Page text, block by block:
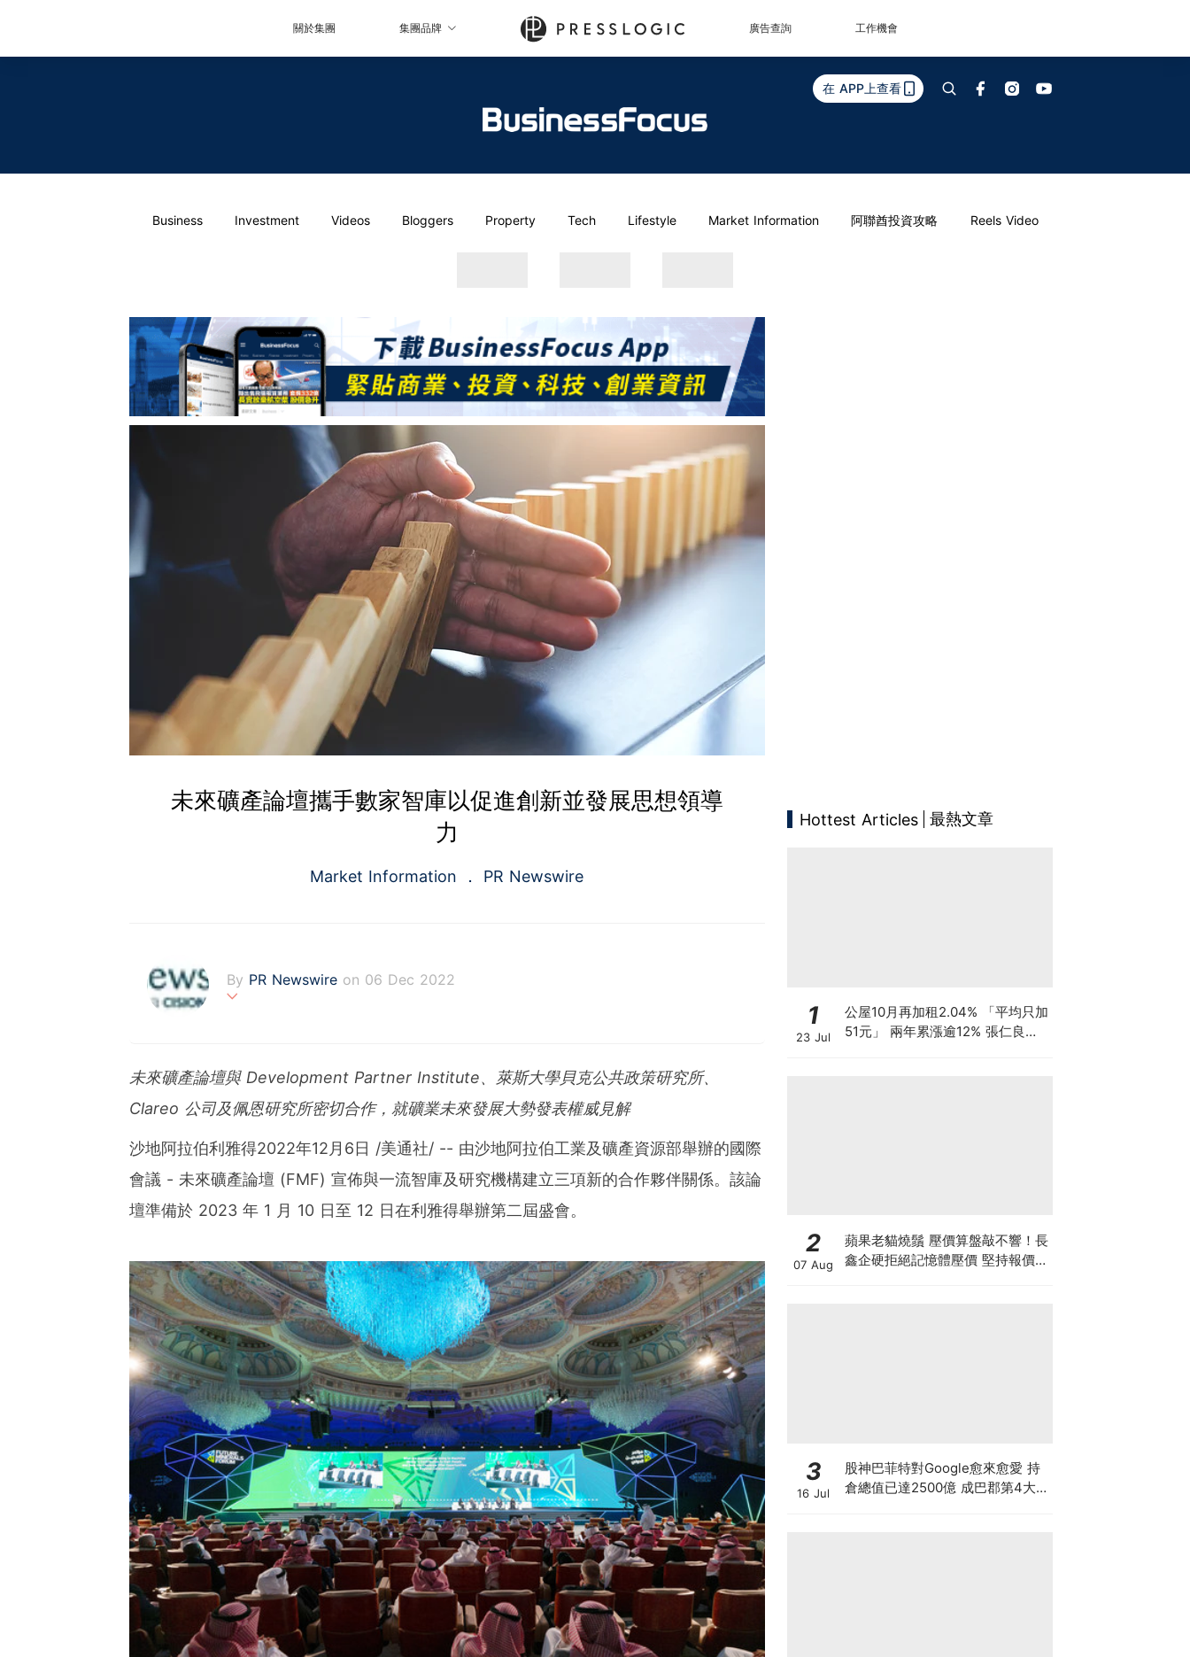
關於集團 集團品牌 廣告查詢 工作機會
在 APP上查看
Business Investment Videos Bloggers Property Tech Lifestyle Market Information 阿聯酋投資攻略 Reels Video
未來礦產論壇攜手數家智庫以促進創新並發展思想領導
力
Market Information PR Newswire
By PR Newswire on 06 Dec 2022
marketers, corporate communicators and investor relations professionals le
verage to engage key audiences. Having pioneered the commercial news di
stribution industry since 1954, PR Newswire today provides end-to-end solu
t across traditional, digital, mobile and social channels. Combining the worl
d's largest multi-channel content distribution and optimization network with
comprehensive workflow tools and platforms, PR Newswire powers the stor
ds of clients from offices in the Americas, Europe, Middle East, Africa and
未來礦產論壇與Development Partner Institute、萊斯大學貝克公共政策研究所、
Clareo 公司及佩恩研究所密切合作，就礦業未來發展大勢發表權威見解
沙地阿拉伯利雅得2022年12月6日 /美通社/ -- 由沙地阿拉伯工業及礦產資源部舉辦的國際
會議 - 未來礦產論壇 (FMF) 宣佈與一流智庫及研究機構建立三項新的合作夥伴關係。該論
壇準備於 2023 年 1 月 10 日至 12 日在利雅得舉辦第二屆盛會。
Hottest Articles 最熱文章
1
23 Jul
公屋10月再加租2.04% 「平均只加
51元」 兩年累漲逾12% 張仁良指
2
07 Aug
蘋果老貓燒鬚 壓價算盤敲不響！長
鑫企硬拒絕記憶體壓價 堅持報價不
3
16 Jul
股神巴菲特對Google愈來愈愛 持
倉總值已達2500億 成巴郡第4大